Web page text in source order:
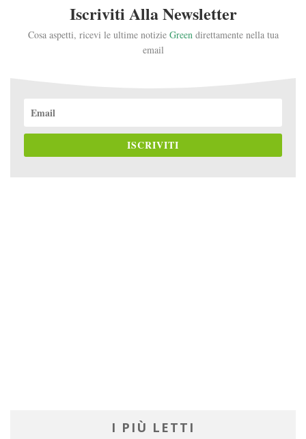
Iscriviti Alla Newsletter
Cosa aspetti, ricevi le ultime notizie Greendirettamente nella tua
email
ISCRIVITI
I PIÙ LETTI